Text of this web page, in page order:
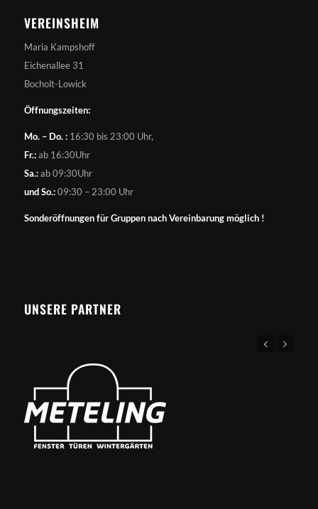
VEREINSHEIM
Maria Kampshoff
Eichenallee 31
Bocholt-Lowick
Öffnungszeiten:
Mo. – Do. :16:30 bis 23:00 Uhr,
Fr.:ab 16:30Uhr
Sa.:ab 09:30Uhr
und So.:09:30 – 23:00 Uhr
Sonderöffnungen für Gruppen nach Vereinbarung möglich !
UNSERE PARTNER